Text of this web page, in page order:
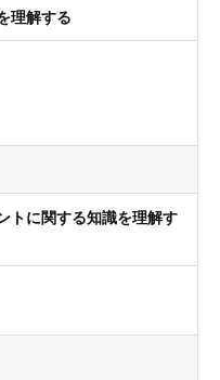
理解する
トに関する知識を理解す